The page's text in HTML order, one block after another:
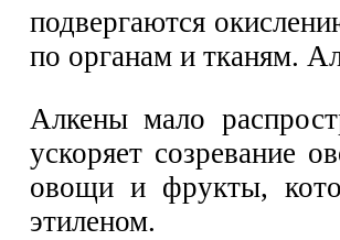
подвергаются
по органам и тканям.
Алкены мало
ускоряет созревание
овощи и фрукты,
этиленом.